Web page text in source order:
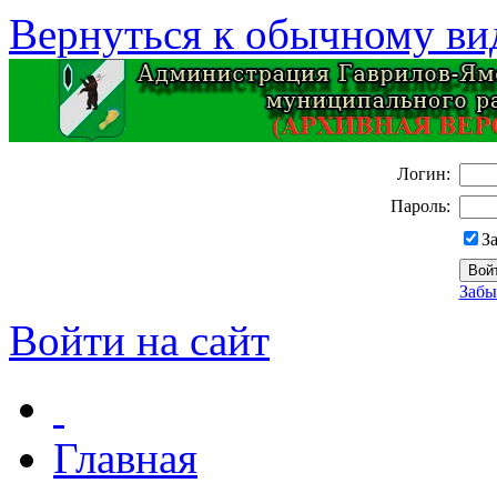
Вернуться к обычному
Логин:
Пароль:
Войти на сайт
Главная